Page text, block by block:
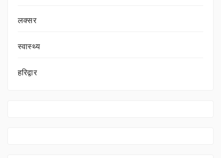
लक्सर
स्वास्थ्य
हरिद्वार